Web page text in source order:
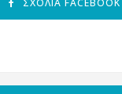
ΣΧΌΛΙΑ FACEBOOK